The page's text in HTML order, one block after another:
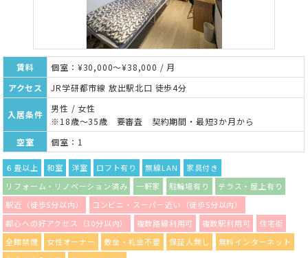
賃料
個室：¥30,000～¥38,000 / 月
アクセス
JR学研都市線 放出駅北口 徒歩4分
入居条件
男性 / 女性
※18歳～35歳 要審査 契約期間・最短3か月から
空室
個室：1
６畳以上 和室 洋室 ロフト有り 無線LAN
家具付き
リフォーム・リノベーション済み
一軒家 駐輪場有り
テラス・屋上有り
駅近（徒歩5分以内）
コンビニ・スーパー近い（徒歩5分以内）
都心への好アクセス（30分以内）
複数路線利用可 複数駅利用可
住宅街
全館禁煙
女性オーナー 敷金・礼金不要 保証人無し
無料インターネット